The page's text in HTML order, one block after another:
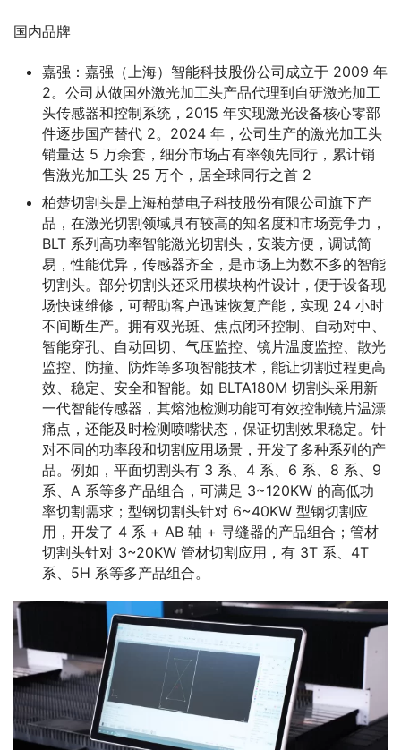
国内品牌
嘉强：嘉强（上海）智能科技股份公司成立于 2009 年
2。公司从做国外激光加工头产品代理到自研激光加工
头传感器和控制系统，2015 年实现激光设备核心零部
件逐步国产替代 2。2024 年，公司生产的激光加工头
销量达 5 万余套，细分市场占有率领先同行，累计销
售激光加工头 25 万个，居全球同行之首 2
柏楚切割头是上海柏楚电子科技股份有限公司旗下产
品，在激光切割领域具有较高的知名度和市场竞争力，
BLT 系列高功率智能激光切割头，安装方便，调试简
易，性能优异，传感器齐全，是市场上为数不多的智能
切割头。部分切割头还采用模块构件设计，便于设备现
场快速维修，可帮助客户迅速恢复产能，实现 24 小时
不间断生产。拥有双光斑、焦点闭环控制、自动对中、
智能穿孔、自动回切、气压监控、镜片温度监控、散光
监控、防撞、防炸等多项智能技术，能让切割过程更高
效、稳定、安全和智能。如 BLTA180M 切割头采用新
一代智能传感器，其熔池检测功能可有效控制镜片温漂
痛点，还能及时检测喷嘴状态，保证切割效果稳定。针
对不同的功率段和切割应用场景，开发了多种系列的产
品。例如，平面切割头有 3 系、4 系、6 系、8 系、9
系、A 系等多产品组合，可满足 3~120KW 的高低功
率切割需求；型钢切割头针对 6~40KW 型钢切割应
用，开发了 4 系 + AB 轴 + 寻缝器的产品组合；管材
切割头针对 3~20KW 管材切割应用，有 3T 系、4T
系、5H 系等多产品组合。